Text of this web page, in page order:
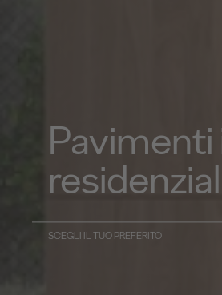
Pavimenti
SCEGLI IL TUO PREFERITO